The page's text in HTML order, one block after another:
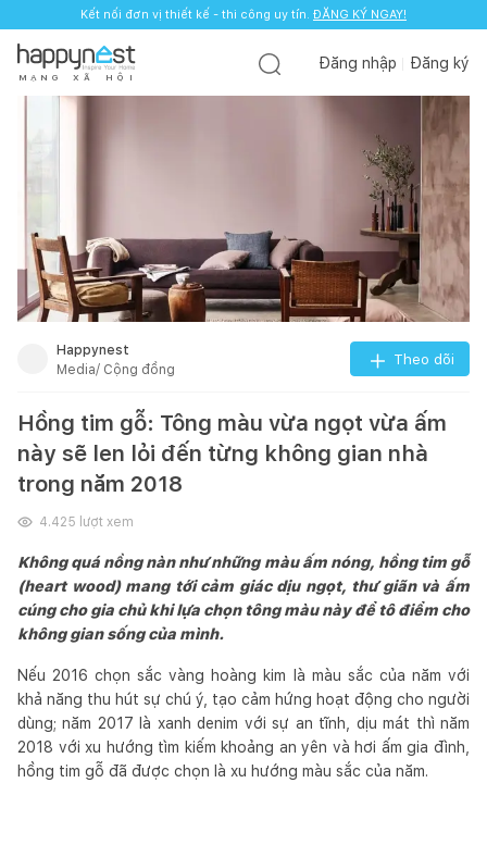
Kết nối đơn vị thiết kế - thi công uy tín. ĐĂNG KÝ NGAY!
Kết nối đơn vị thiết kế - thi công uy tín. ĐĂNG KÝ NGAY!
M Ạ N G X Ã H Ộ I
Đăng nhập Đăng ký
Happynest
Media/ Cộng đồng
Theo dõi
Hồng tim gỗ: Tông màu vừa ngọt vừa ấm
này sẽ len lỏi đến từng không gian nhà
trong năm 2018
4.425 lượt xem
Không quá nồng nàn như những màu ấm nóng, hồng tim gỗ
(heart wood) mang tới cảm giác dịu ngọt, thư giãn và ấm
cúng cho gia chủ khi lựa chọn tông màu này để tô điểm cho
không gian sống của mình.
Nếu 2016 chọn sắc vàng hoàng kim là màu sắc của năm với
khả năng thu hút sự chú ý, tạo cảm hứng hoạt động cho người
dùng; năm 2017 là xanh denim với sự an tĩnh, dịu mát thì năm
2018 với xu hướng tìm kiếm khoảng an yên và hơi ấm gia đình,
hồng tim gỗ đã được chọn là xu hướng màu sắc của năm.